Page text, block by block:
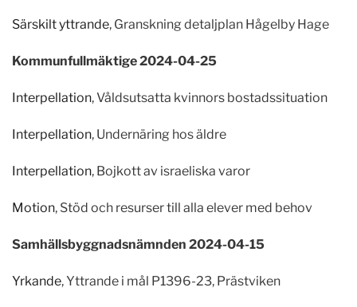
Särskilt yttrande, Granskning detaljplan Hågelby Hage
Kommunfullmäktige 2024-04-25
Interpellation, Våldsutsatta kvinnors bostadssituation
Interpellation, Undernäring hos äldre
Interpellation, Bojkott av israeliska varor
Motion, Stöd och resurser till alla elever med behov
Samhällsbyggnadsnämnden 2024-04-15
Yrkande, Yttrande i mål P1396-23, Prästviken